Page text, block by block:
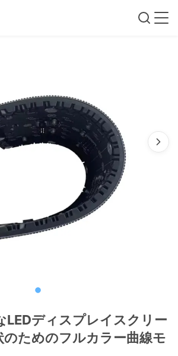
LEDディスプレイスクリー
のためのフルカラー曲線モ